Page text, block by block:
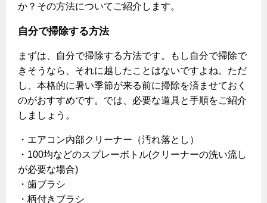
か？その方法についてご紹介します。
自分で掃除する方法
まずは、自分で掃除する方法です。もし自分で掃除で
きそうなら、それに越したことはないですよね。ただ
し、本格的に暑い季節が来る前に掃除を済ませておく
のがおすすめです。では、必要な道具と手順をご紹介
しましょう。
・エアコン内部クリーナー（汚れ落とし）
・100均などのスプレーボトル(クリーナーの洗い流し
が必要な場合)
・歯ブラシ
・柄付きブラシ